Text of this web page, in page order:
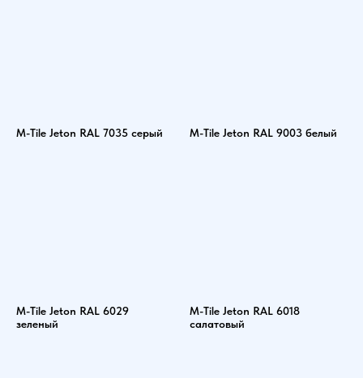
M-Tile Jeton RAL 7035 серый M-Tile Jeton RAL 9003 белый
M-Tile Jeton RAL 6029
зеленый
M-Tile Jeton RAL 6018
салатовый